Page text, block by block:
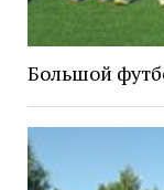
Большой